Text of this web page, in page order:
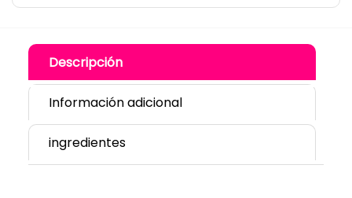
Descripción
Información adicional
ingredientes